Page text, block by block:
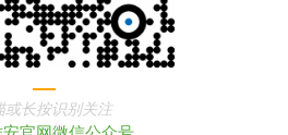
或长按识别关注